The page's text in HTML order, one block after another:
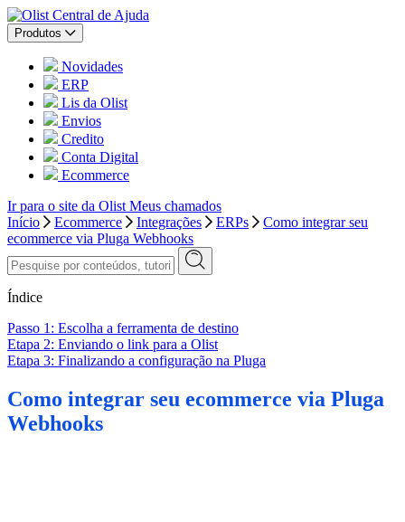
Central de Ajuda
Produtos
Novidades
ERP
Lis da Olist
Envios
Credito
Conta Digital
Ecommerce
Ir para o site da Olist Meus chamados
Início
Ecommerce Integrações ERPs
Como integrar seu
ecommerce via Pluga Webhooks
Índice
Passo 1: Escolha a ferramenta de destino
Etapa 2: Enviando o link para a Olist
Etapa 3: Finalizando a configuração na Pluga
Como integrar seu ecommerce via Pluga
Webhooks